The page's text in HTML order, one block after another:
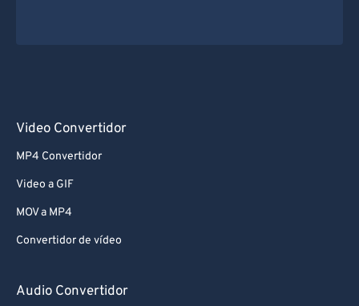
Video Convertidor
MP4 Convertidor
Video a GIF
MOV a MP4
Convertidor de vídeo
Audio Convertidor